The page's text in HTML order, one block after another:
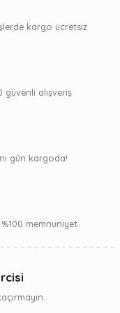
kargo ücretsiz
güvenli alışveriş
gün kargoda!
memnuniyet